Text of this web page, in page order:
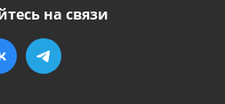
на связи